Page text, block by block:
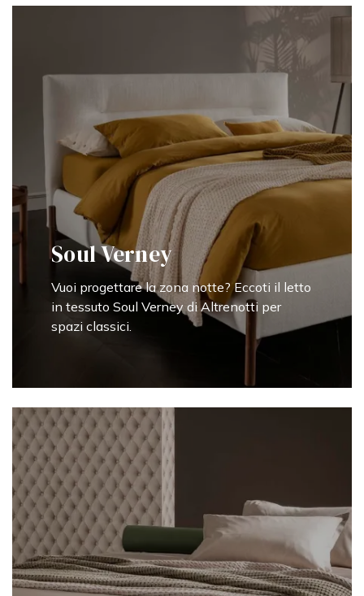
Soul Verney
Vuoi progettare la zona notte? Eccoti il letto
in tessuto Soul Verney di Altrenotti per
spazi classici.